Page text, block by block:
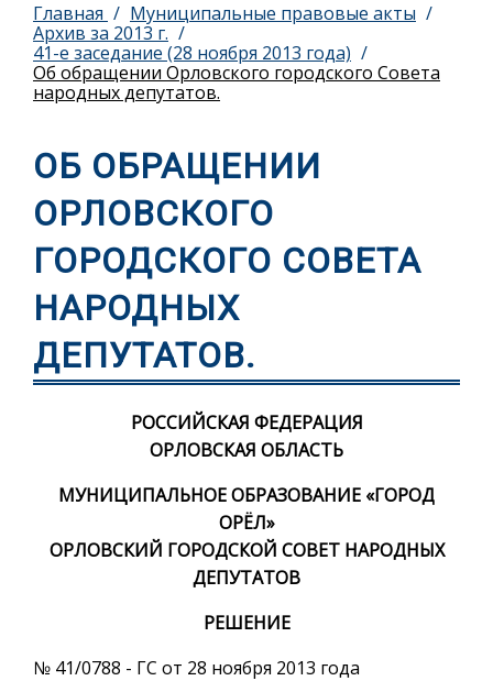
Главная
Муниципальные правовые акты
Архив за 2013 г.
41-е заседание (28 ноября 2013 года)
Об обращении Орловского городского Совета
народных депутатов.
ОБ ОБРАЩЕНИИ
ОРЛОВСКОГО
ГОРОДСКОГО СОВЕТА
НАРОДНЫХ
ДЕПУТАТОВ.
РОССИЙСКАЯ ФЕДЕРАЦИЯ
ОРЛОВСКАЯ ОБЛАСТЬ
МУНИЦИПАЛЬНОЕ ОБРАЗОВАНИЕ «ГОРОД
ОРЁЛ»
ОРЛОВСКИЙ ГОРОДСКОЙ СОВЕТ НАРОДНЫХ
ДЕПУТАТОВ
РЕШЕНИЕ
№ 41/0788 - ГС от 28 ноября 2013 года